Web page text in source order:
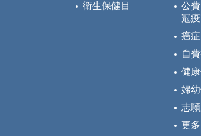
衛生保健目
公
冠
癌
自
健
婦
志
更多